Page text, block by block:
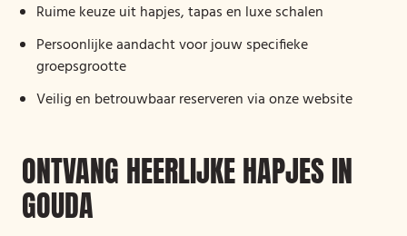
Ruime keuze uit hapjes, tapas en luxe schalen
Persoonlijke aandacht voor jouw specifieke
groepsgrootte
Veilig en betrouwbaar reserveren via onze website
ONTVANG HEERLIJKE HAPJES IN
GOUDA